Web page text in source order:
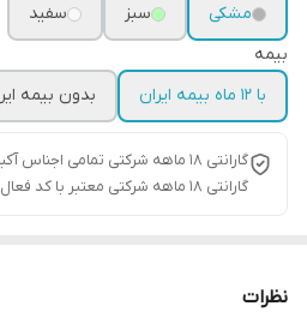
مشکی
سبز
سفید
بیمه
با 12 ماه بیمه ایران
بدون بیمه
گارانتی ۱۸ ماهه شرکتی تمامی
گارانتی ۱۸ ماهه شرکتی معتبر با کد فعال سازی و رجیستری
نظرات